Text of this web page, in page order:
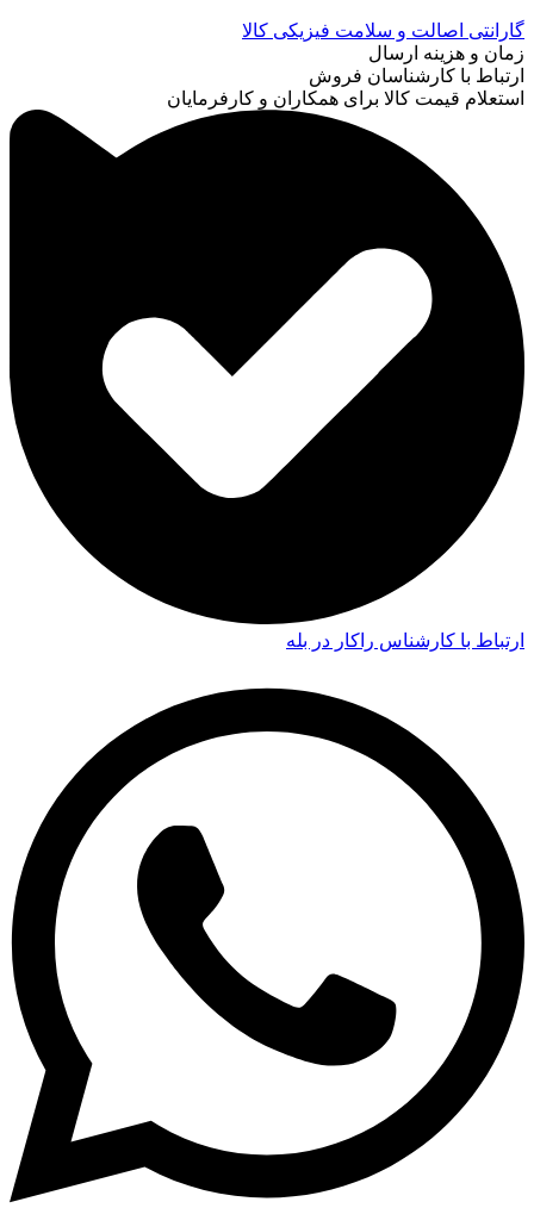
گارانتی اصالت و سلامت فیزیکی کالا
زمان و هزینه ارسال
ارتباط با کارشناسان فروش
استعلام قیمت کالا برای همکاران و کارفرمایان
ارتباط با کارشناس راکار در بله